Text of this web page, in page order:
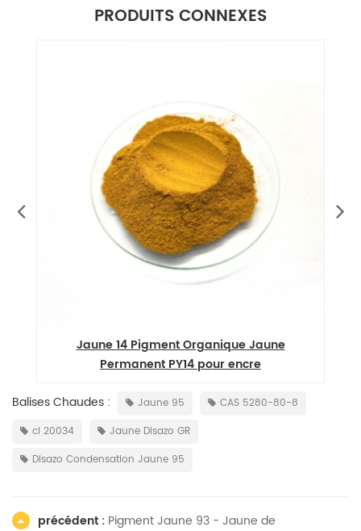
PRODUITS CONNEXES
Jaune 14 Pigment Organique Jaune
Permanent PY14 pour encre
Balises Chaudes : Jaune 95
CAS 5280-80-8
ci 20034
Jaune Disazo GR
Disazo Condensation Jaune 95
précédent : Pigment Jaune 93 - Jaune de